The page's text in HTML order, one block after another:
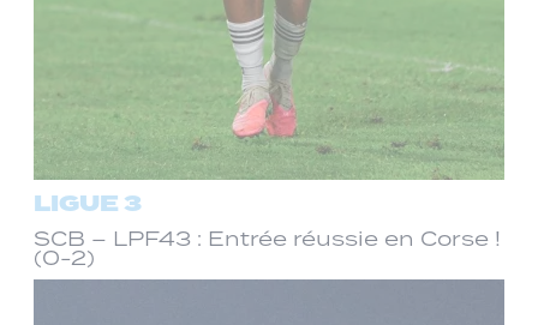
LIGUE 3
SCB – LPF43 : Entrée réussie en Corse !
(0-2)